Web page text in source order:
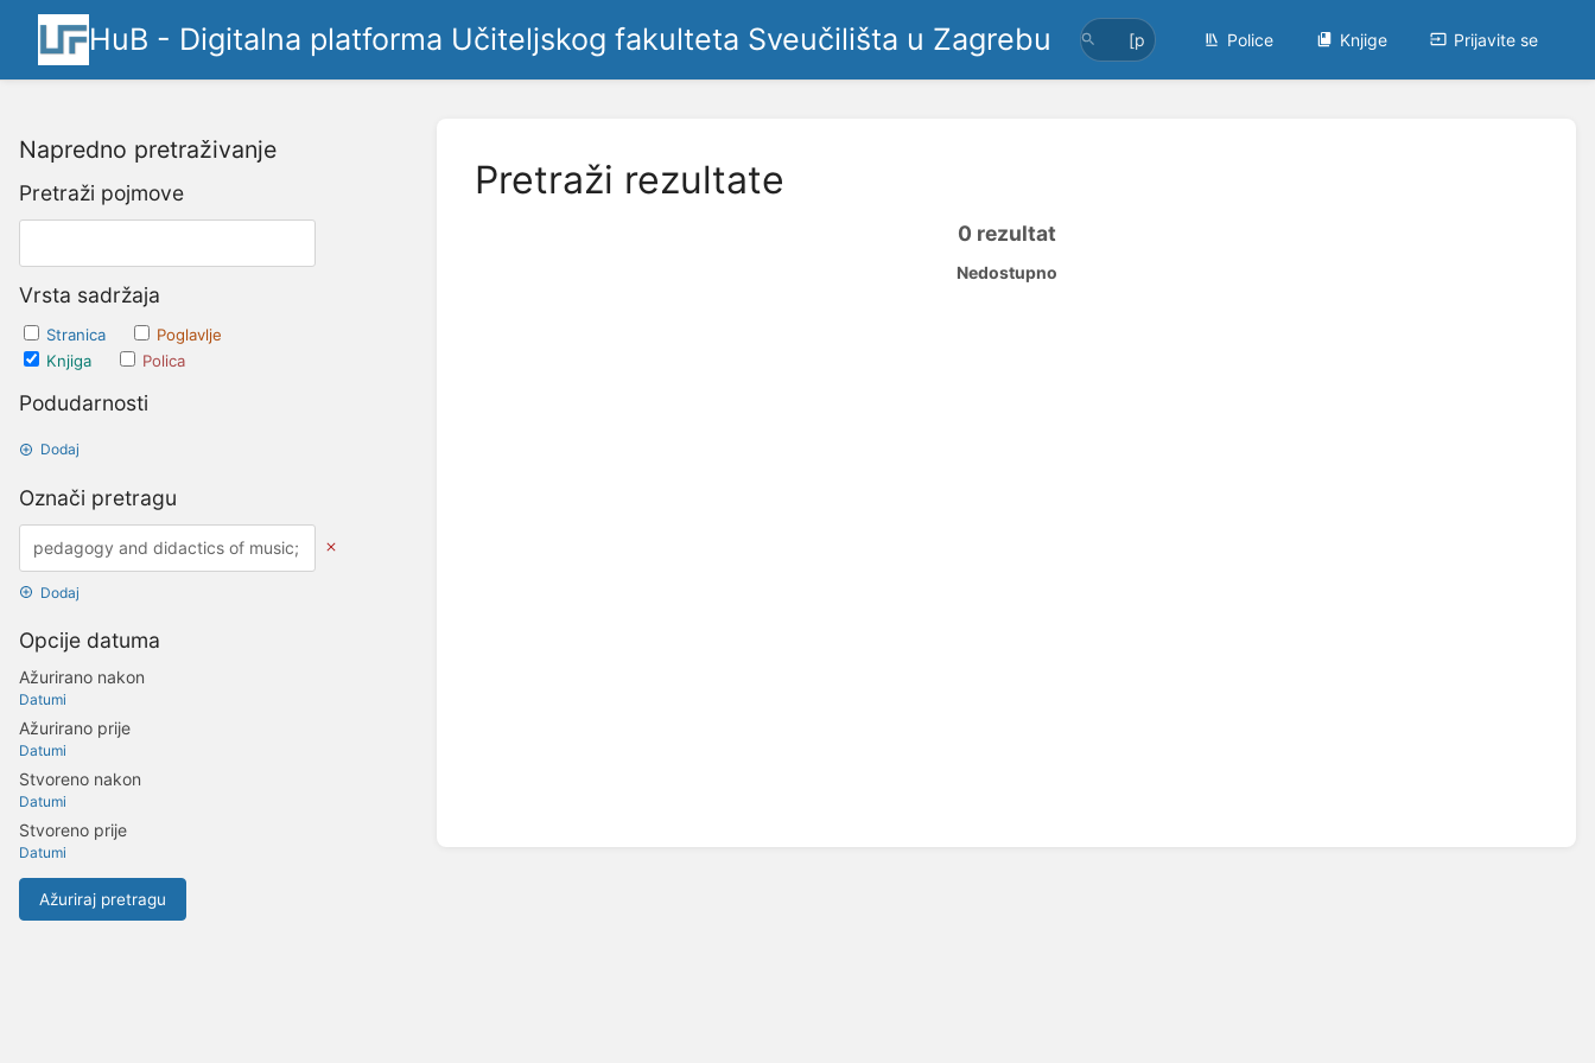
HuB - Digitalna platforma Učiteljskog fakulteta Sveučilišta u Zagrebu Police Knjige Prijavite se
Napredno pretraživanje
Pretraži pojmove
Vrsta sadržaja
Stranica
Poglavlje
Knjiga
Polica
Podudarnosti
Dodaj
Označi pretragu
Dodaj
Opcije datuma
Ažurirano nakon
Datumi
Ažurirano prije
Datumi
Stvoreno nakon
Datumi
Stvoreno prije
Datumi
Ažuriraj pretragu
Pretraži rezultate
0 rezultat
Nedostupno